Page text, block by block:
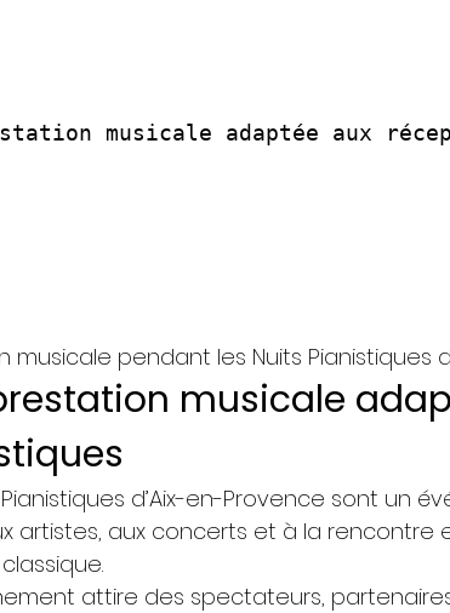
musicale adaptée aux
musicale pendant les Nuits Pianistiques
musicale
Pianistiques d’Aix-en-Provence sont un
artistes, aux concerts et à la rencontre
attire des spectateurs,